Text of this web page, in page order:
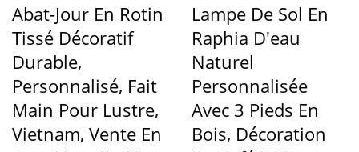
Abat-Jour En Rotin
Tissé Décoratif
Durable,
Personnalisé, Fait
Main Pour Lustre,
Vietnam, Vente En
Lampe De Sol En
Raphia D'eau
Naturel
Personnalisée
Avec 3 Pieds En
Bois, Décoration